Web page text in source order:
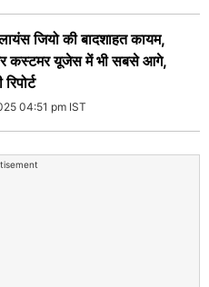
जियो की बादशाहत कायम,
कस्टमर यूजेस में भी सबसे आगे,
04:51 pm IST